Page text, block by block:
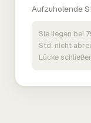
Aufzuholende
Sie liegen bei
Std. nicht
Lücke